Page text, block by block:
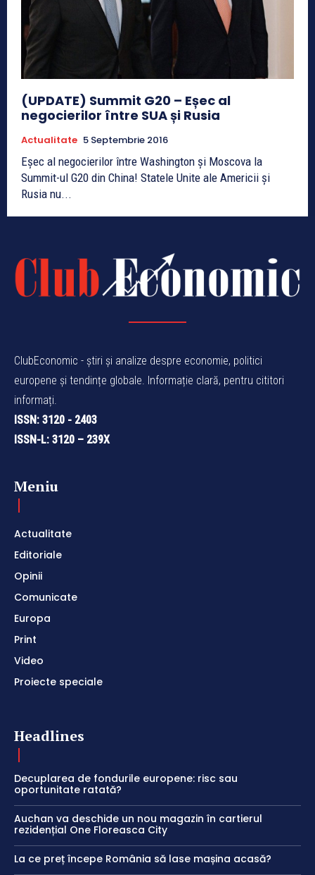
(UPDATE) Summit G20 – Eșec al
negocierilor între SUA și Rusia
Actualitate 5 Septembrie 2016
Eșec al negocierilor între Washington și Moscova la
Summit-ul G20 din China! Statele Unite ale Americii și
Rusia nu...
ClubEconomic - știri și analize despre economie, politici
europene și tendințe globale. Informație clară, pentru cititori
informați.
ISSN: 3120 - 2403
ISSN-L: 3120 – 239X
Meniu
Actualitate
Editoriale
Opinii
Comunicate
Europa
Print
Video
Proiecte speciale
Headlines
Decuplarea de fondurile europene: risc sau
oportunitate ratată?
Auchan va deschide un nou magazin în cartierul
rezidențial One Floreasca City
La ce preț începe România să lase mașina acasă?